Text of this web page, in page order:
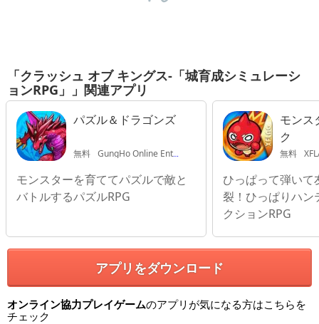
「クラッシュ オブ キングス-「城育成シミュレーシ
ョンRPG」」関連アプリ
パズル＆ドラゴンズ
無料 GungHo Online Entertainment, INC.
モンスターを育ててパズルで敵と
バトルするパズルRPG
モンス
ク
無料
ひっぱって弾いて
裂！ひっぱりハン
クションRPG
アプリをダウンロード
オンライン協力プレイゲームのアプリが気になる方はこちらを
チェック